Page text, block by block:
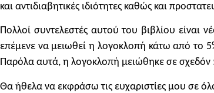
και αντιδιαβητικές ιδιότητες καθώς και
Πολλοί συντελεστές αυτού του βιβλίου είναι
επέμενε να μειωθεί η λογοκλοπή κάτω από το
Παρόλα αυτά, η λογοκλοπή μειώθηκε σε σχεδόν
Θα ήθελα να εκφράσω τις ευχαριστίες μου σε